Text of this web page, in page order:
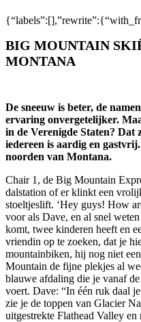
BIG MOUNTAIN
MONTANA
De sneeuw is beter, de
ervaring onvergetelijker.
in de Verenigde Staten?
iedereen is aardig en
noorden van Montana.
Chair 1, de Big Mountain
dalstation of er klinkt een
stoeltjeslift. ‘Hey guys! How
voor als Dave, en al snel
komt, twee kinderen heeft en
vriendin op te zoeken, dat je
mountainbiken, hij nog niet
Mountain de fijne plekjes al
blauwe afdaling die je vanaf
voert. Dave: “In één ruk daal
zie je de toppen van Glacier
uitgestrekte Flathead Valley